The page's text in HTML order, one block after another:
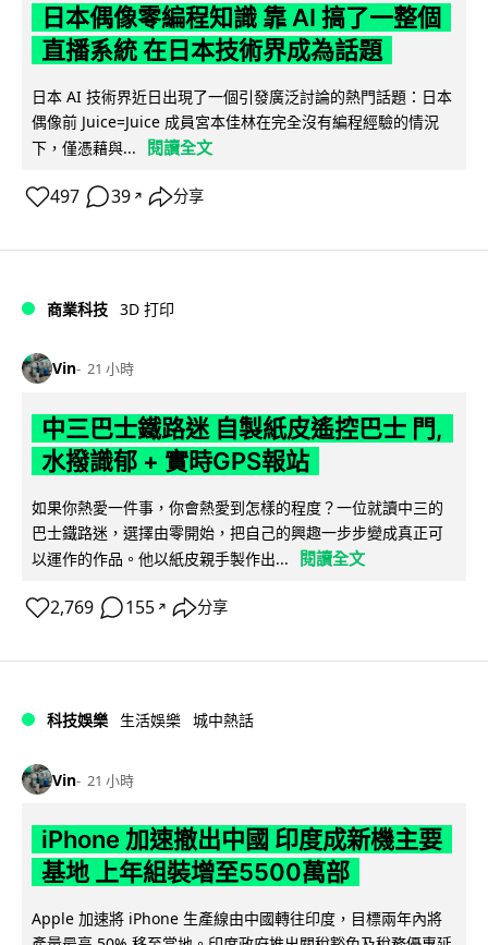
日本偶像零編程知識 靠 AI 搞了一整個
直播系統 在日本技術界成為話題
日本 AI 技術界近日出現了一個引發廣泛討論的熱門話題：日本
偶像前 Juice=Juice 成員宮本佳林在完全沒有編程經驗的情況
下，僅憑藉與...
閱讀全文
497 39 ↗ 分享
商業科技 3D 打印
Vin 21 小時
中三巴士鐵路迷 自製紙皮遙控巴士 門,
水撥識郁 + 實時GPS報站
如果你熱愛一件事，你會熱愛到怎樣的程度？一位就讀中三的
巴士鐵路迷，選擇由零開始，把自己的興趣一步步變成真正可
以運作的作品。他以紙皮親手製作出...
閱讀全文
2,769 155 ↗ 分享
科技娛樂 生活娛樂 城中熱話
Vin 21 小時
iPhone 加速撤出中國 印度成新機主要
基地 上年組裝增至5500萬部
Apple 加速將 iPhone 生產線由中國轉往印度，目標兩年內將